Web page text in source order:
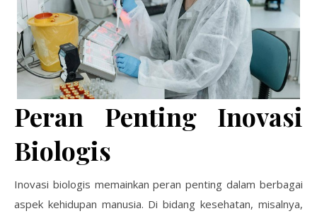
Peran Penting Inovasi
Biologis
Inovasi biologis memainkan peran penting dalam berbagai
aspek kehidupan manusia. Di bidang kesehatan, misalnya,